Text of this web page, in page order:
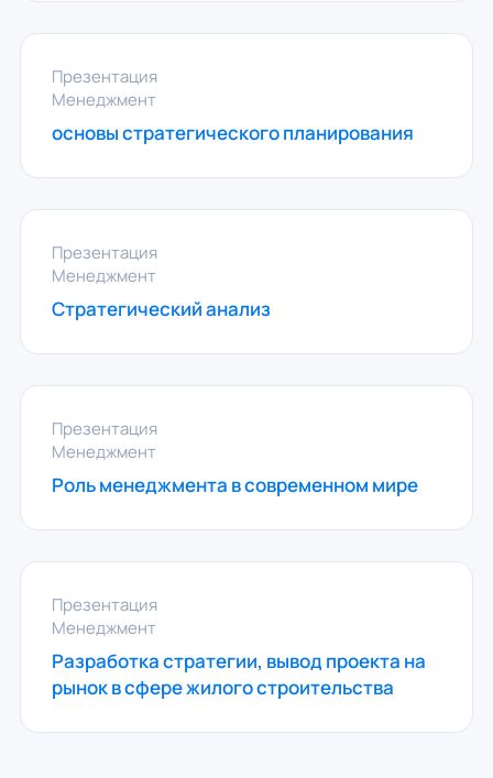
Презентация
Менеджмент
основы стратегического планирования
Презентация
Менеджмент
Стратегический анализ
Презентация
Менеджмент
Роль менеджмента в современном мире
Презентация
Менеджмент
Разработка стратегии, вывод проекта на
рынок в сфере жилого строительства